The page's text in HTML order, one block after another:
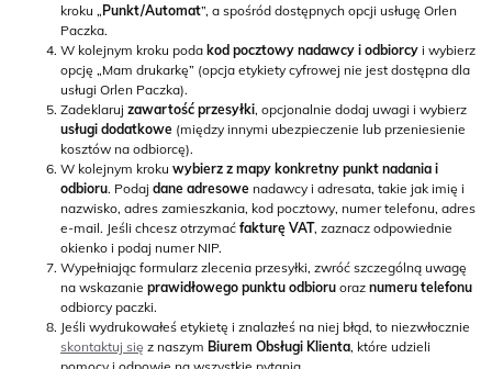
kroku „ Punkt/Automat”, a spośród dostępnych opcji usługę Orlen
Paczka.
W kolejnym kroku poda kod pocztowy nadawcy i odbiorcy i wybierz
opcję „Mam drukarkę” (opcja etykiety cyfrowej nie jest dostępna dla
usługi Orlen Paczka).
Zadeklaruj zawartość przesyłki, opcjonalnie dodaj uwagi i wybierz
usługi dodatkowe (między innymi ubezpieczenie lub przeniesienie
kosztów na odbiorcę).
W kolejnym kroku wybierz z mapy konkretny punkt nadania i
odbioru. Podaj dane adresowe nadawcy i adresata, takie jak imię i
nazwisko, adres zamieszkania, kod pocztowy, numer telefonu, adres
e-mail. Jeśli chcesz otrzymać fakturę VAT, zaznacz odpowiednie
okienko i podaj numer NIP.
Wypełniając formularz zlecenia przesyłki, zwróć szczególną uwagę
na wskazanie prawidłowego punktu odbioru oraz numeru telefonu
odbiorcy paczki.
Jeśli wydrukowałeś etykietę i znalazłeś na niej błąd, to niezwłocznie
skontaktuj się z naszym Biurem Obsługi Klienta, które udzieli